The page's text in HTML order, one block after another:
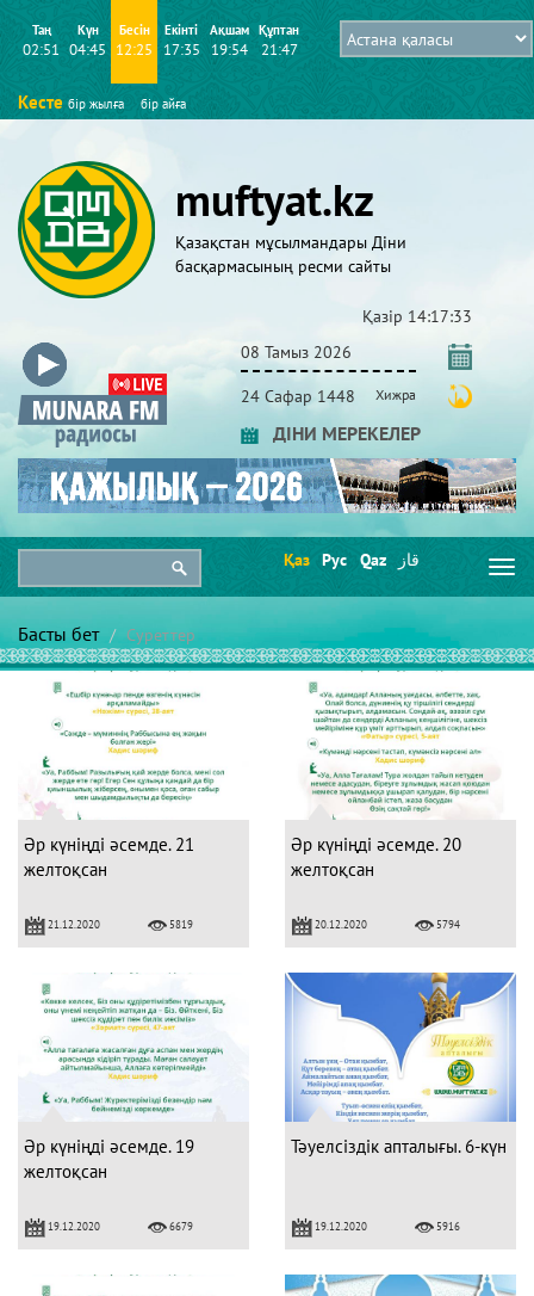
Таң
02:51
Күн
04:45
Бесін
12:25
Екінті
17:35
Ақшам
19:54
Құптан
21:47
Кесте бір жылға бір айға
muftyat.kz
Қазақстан мұсылмандары Діни
басқармасының ресми сайты
Қазір 14:17:34
08 Тамыз 2026
24 Сафар 1448 Хижра
ДІНИ МЕРЕКЕЛЕР
Қаз Рус Qaz قاز
Басты бет Суреттер
Әр күніңді әсемде. 21
желтоқсан
21.12.2020 5819
Әр күніңді әсемде. 20
желтоқсан
20.12.2020 5794
Әр күніңді әсемде. 19
желтоқсан
19.12.2020 6679
Тәуелсіздік апталығы. 6-күн
19.12.2020 5916